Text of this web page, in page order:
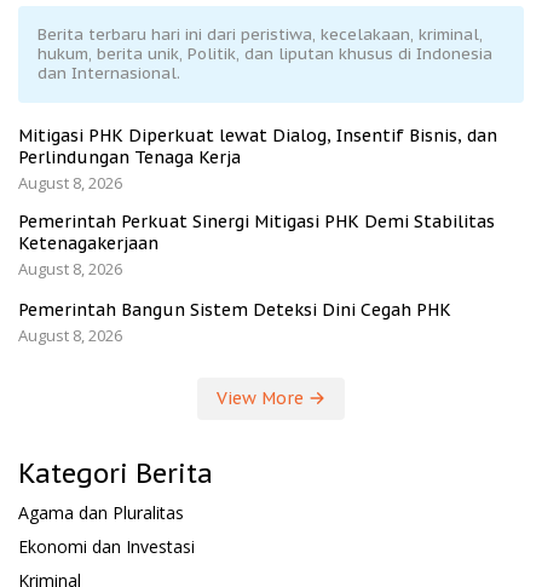
Berita terbaru hari ini dari peristiwa, kecelakaan, kriminal,
hukum, berita unik, Politik, dan liputan khusus di Indonesia
dan Internasional.
Mitigasi PHK Diperkuat lewat Dialog, Insentif Bisnis, dan
Perlindungan Tenaga Kerja
August 8, 2026
Pemerintah Perkuat Sinergi Mitigasi PHK Demi Stabilitas
Ketenagakerjaan
August 8, 2026
Pemerintah Bangun Sistem Deteksi Dini Cegah PHK
August 8, 2026
View More
Kategori Berita
Agama dan Pluralitas
Ekonomi dan Investasi
Kriminal